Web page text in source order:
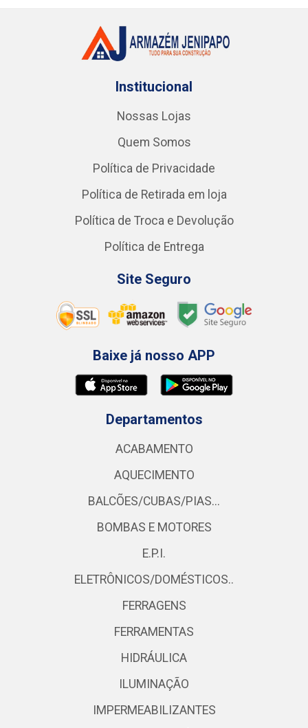
Institucional
Nossas Lojas
Quem Somos
Política de Privacidade
Política de Retirada em loja
Política de Troca e Devolução
Política de Entrega
Site Seguro
Baixe já nosso APP
Departamentos
ACABAMENTO
AQUECIMENTO
BALCÕES/CUBAS/PIAS...
BOMBAS E MOTORES
E.P.I.
ELETRÔNICOS/DOMÉSTICOS..
FERRAGENS
FERRAMENTAS
HIDRÁULICA
ILUMINAÇÃO
IMPERMEABILIZANTES